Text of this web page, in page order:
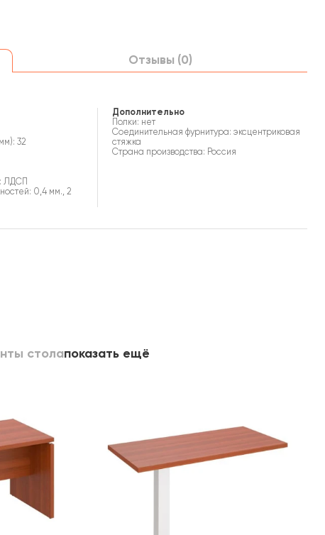
Отзывы (0)
32
ЛДСП
0,4 мм., 2
Дополнительно
Полки: нет
Соединительная фурнитура: эксцентриковая
стяжка
Страна производства: Россия
столапоказать ещё